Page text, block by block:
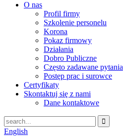
O nas
Profil firmy
Szkolenie personelu
Korona
Pokaz firmowy
Działania
Dobro Publiczne
Często zadawane pytania
Postęp prac i surowce
Certyfikaty
Skontaktuj się z nami
Dane kontaktowe
English